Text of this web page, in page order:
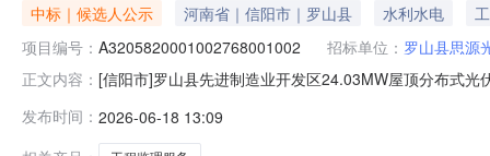
中标｜候选人公示 河南省｜信阳市｜罗山县 水利水电
项目编号： A3205820001002768001002 招标单位： 罗山县思源
正文内容： [信阳市]罗山县先进制造业开发区24.03MW屋顶分布式
段的中标候选人公示如下：一、项目概况1.项目名称：
发布时间： 2026-06-18 13:09